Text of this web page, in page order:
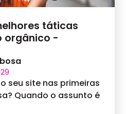
táticas
orgânico -
seu site nas primeiras
Quando o assunto é